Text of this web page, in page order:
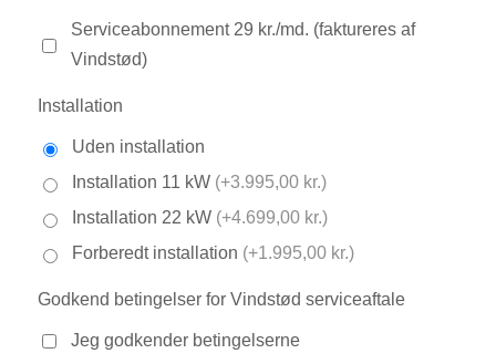
var:
er:
Serviceabonnement 29 kr./md. (faktureres af
Vindstød)
Installation
Uden installation
Installation 11 kW (+3.995,00 kr.)
Installation 22 kW (+4.699,00 kr.)
Forberedt installation (+1.995,00 kr.)
Godkend betingelser for Vindstød serviceaftale
Jeg godkender betingelserne